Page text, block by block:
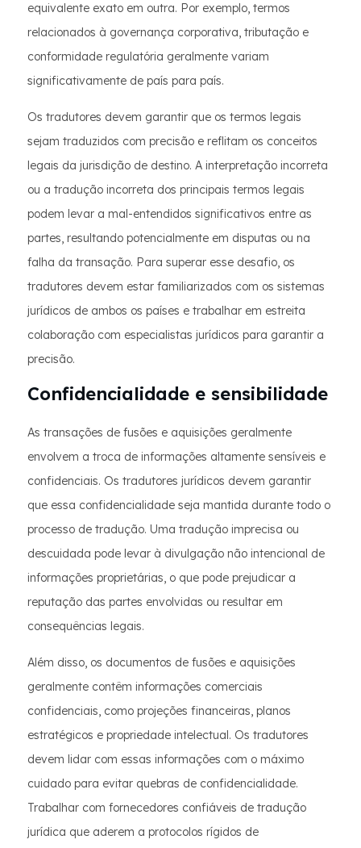
equivalente exato em outra. Por exemplo, termos
relacionados à governança corporativa, tributação e
conformidade regulatória geralmente variam
significativamente de país para país.
Os tradutores devem garantir que os termos legais
sejam traduzidos com precisão e reflitam os conceitos
legais da jurisdição de destino. A interpretação incorreta
ou a tradução incorreta dos principais termos legais
podem levar a mal-entendidos significativos entre as
partes, resultando potencialmente em disputas ou na
falha da transação. Para superar esse desafio, os
tradutores devem estar familiarizados com os sistemas
jurídicos de ambos os países e trabalhar em estreita
colaboração com especialistas jurídicos para garantir a
precisão.
Confidencialidade e sensibilidade
As transações de fusões e aquisições geralmente
envolvem a troca de informações altamente sensíveis e
confidenciais. Os tradutores jurídicos devem garantir
que essa confidencialidade seja mantida durante todo o
processo de tradução. Uma tradução imprecisa ou
descuidada pode levar à divulgação não intencional de
informações proprietárias, o que pode prejudicar a
reputação das partes envolvidas ou resultar em
consequências legais.
Além disso, os documentos de fusões e aquisições
geralmente contêm informações comerciais
confidenciais, como projeções financeiras, planos
estratégicos e propriedade intelectual. Os tradutores
devem lidar com essas informações com o máximo
cuidado para evitar quebras de confidencialidade.
Trabalhar com fornecedores confiáveis de tradução
jurídica que aderem a protocolos rígidos de